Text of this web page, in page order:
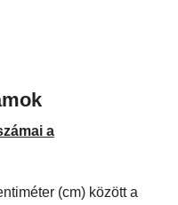
a
(cm) között a